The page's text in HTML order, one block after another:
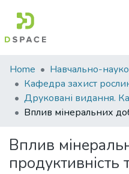
Communities
&
Collections
Statistics
Home
Кафедра захист
Вплив
продуктивність